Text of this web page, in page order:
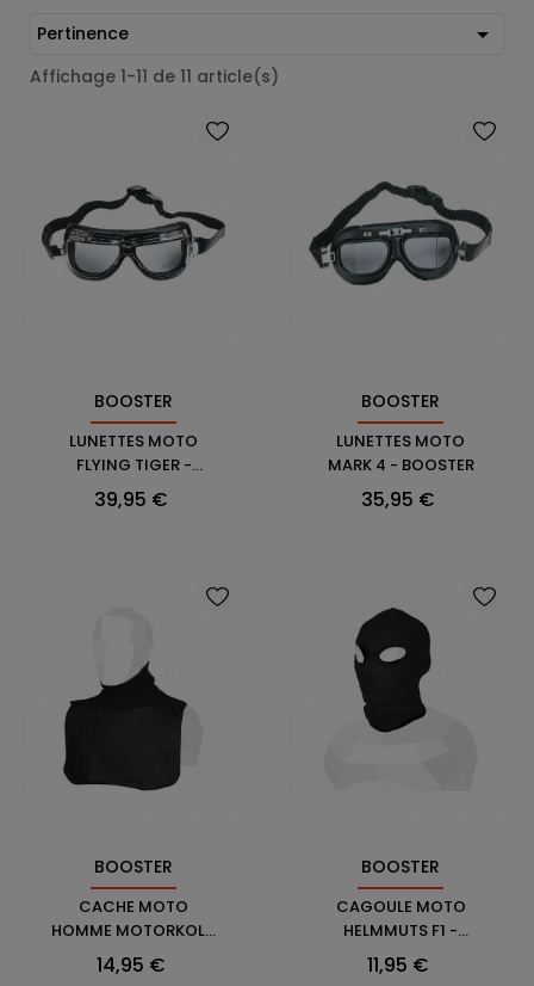
Pertinence 
Affichage 1-11 de 11 article(s)
BOOSTER
LUNETTES MOTO
FLYING TIGER -
BOOSTER
Prix
39,95 €
BOOSTER
LUNETTES MOTO
MARK 4 - BOOSTER
Prix
35,95 €
BOOSTER
CACHE MOTO
HOMME MOTORKOL -
BOOSTER
Prix
14,95 €
BOOSTER
CAGOULE MOTO
HELMMUTS F1 -
BOOSTER
Prix
11,95 €